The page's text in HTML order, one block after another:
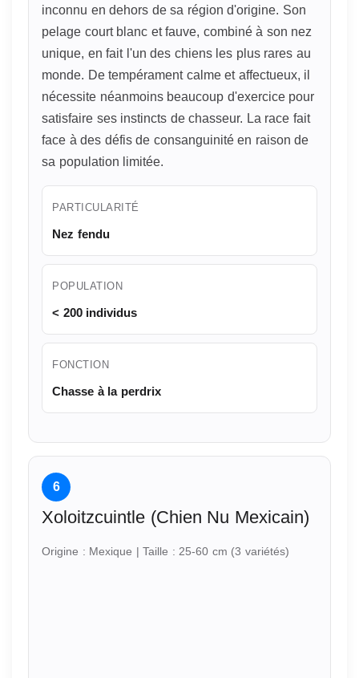
inconnu en dehors de sa région d'origine. Son
pelage court blanc et fauve, combiné à son nez
unique, en fait l'un des chiens les plus rares au
monde. De tempérament calme et affectueux, il
nécessite néanmoins beaucoup d'exercice pour
satisfaire ses instincts de chasseur. La race fait
face à des défis de consanguinité en raison de
sa population limitée.
PARTICULARITÉ
Nez fendu
POPULATION
< 200 individus
FONCTION
Chasse à la perdrix
6
Xoloitzcuintle (Chien Nu Mexicain)
Origine : Mexique | Taille : 25-60 cm (3 variétés)